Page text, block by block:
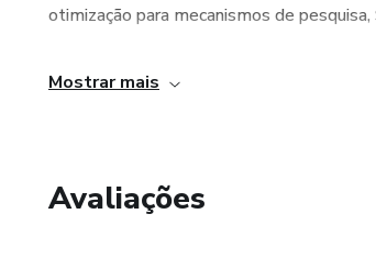
otimização para mecanismos de
Mostrar mais
Avaliações